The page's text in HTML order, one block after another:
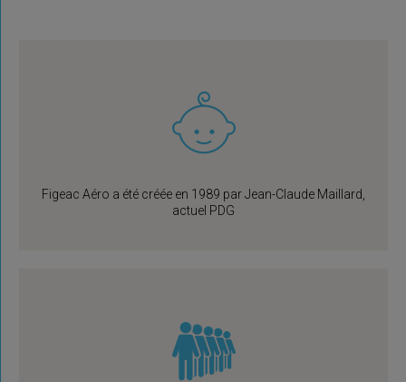
Figeac Aéro a été créée en 1989 par Jean-Claude Maillard,
actuel PDG